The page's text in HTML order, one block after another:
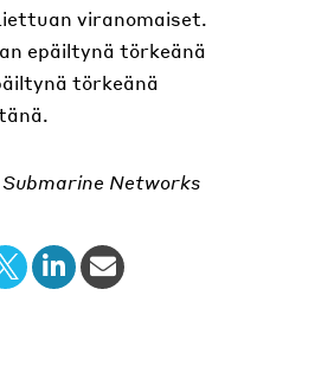
viranomaiset.
epäiltynä törkeänä
törkeänä
Networks